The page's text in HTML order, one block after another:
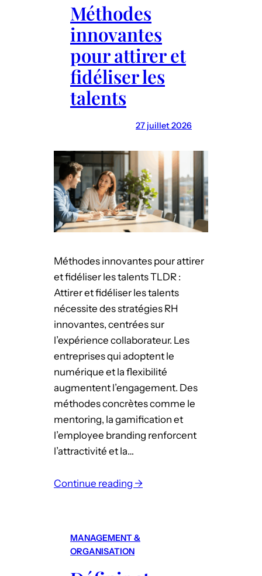
l
r
u
a
e
f
o
r
m
t
i
o
n
e
ff
i
c
a
c
e
p
r
Méthodes
innovantes
pour attirer et
fidéliser les
talents
27 juillet 2026
Méthodes innovantes pour attirer
et fidéliser les talents TLDR :
Attirer et fidéliser les talents
nécessite des stratégies RH
innovantes, centrées sur
l’expérience collaborateur. Les
entreprises qui adoptent le
numérique et la flexibilité
augmentent l’engagement. Des
méthodes concrètes comme le
mentoring, la gamification et
l’employee branding renforcent
l’attractivité et la…
Continue reading →
MANAGEMENT &
ORGANISATION